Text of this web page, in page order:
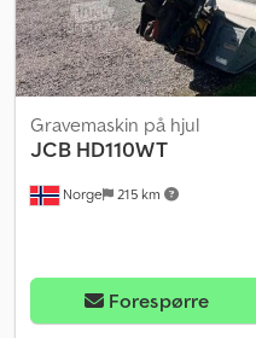
Norge 215 km
Gravemaskin på hjul
JCB HD110WT
Forespørre